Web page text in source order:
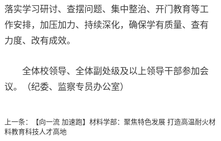
落实学习研讨、查摆问题、集中整治、开门教育等工
作安排，加压加力、持续深化，确保学有质量、查有
力度、改有成效。
全体校领导、全体副处级及以上领导干部参加会
议。（纪委、监察专员办公室）
上一条：
【向一流 加速跑】材料学部：聚焦特色发展 打造高温耐火材
料教育科技人才高地